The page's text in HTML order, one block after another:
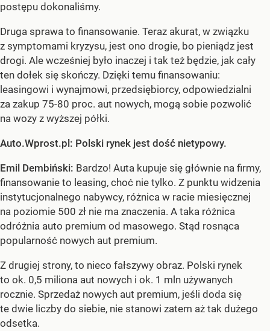
postępu dokonaliśmy.
Druga sprawa to finansowanie. Teraz akurat, w związku
z symptomami kryzysu, jest ono drogie, bo pieniądz jest
drogi. Ale wcześniej było inaczej i tak też będzie, jak cały
ten dołek się skończy. Dzięki temu finansowaniu:
leasingowi i wynajmowi, przedsiębiorcy, odpowiedzialni
za zakup 75-80 proc. aut nowych, mogą sobie pozwolić
na wozy z wyższej półki.
Auto.Wprost.pl: Polski rynek jest dość nietypowy.
Emil Dembiński: Bardzo! Auta kupuje się głównie na firmy,
finansowanie to leasing, choć nie tylko. Z punktu widzenia
instytucjonalnego nabywcy, różnica w racie miesięcznej
na poziomie 500 zł nie ma znaczenia. A taka różnica
odróżnia auto premium od masowego. Stąd rosnąca
popularność nowych aut premium.
Z drugiej strony, to nieco fałszywy obraz. Polski rynek
to ok. 0,5 miliona aut nowych i ok. 1 mln używanych
rocznie. Sprzedaż nowych aut premium, jeśli doda się
te dwie liczby do siebie, nie stanowi zatem aż tak dużego
odsetka.